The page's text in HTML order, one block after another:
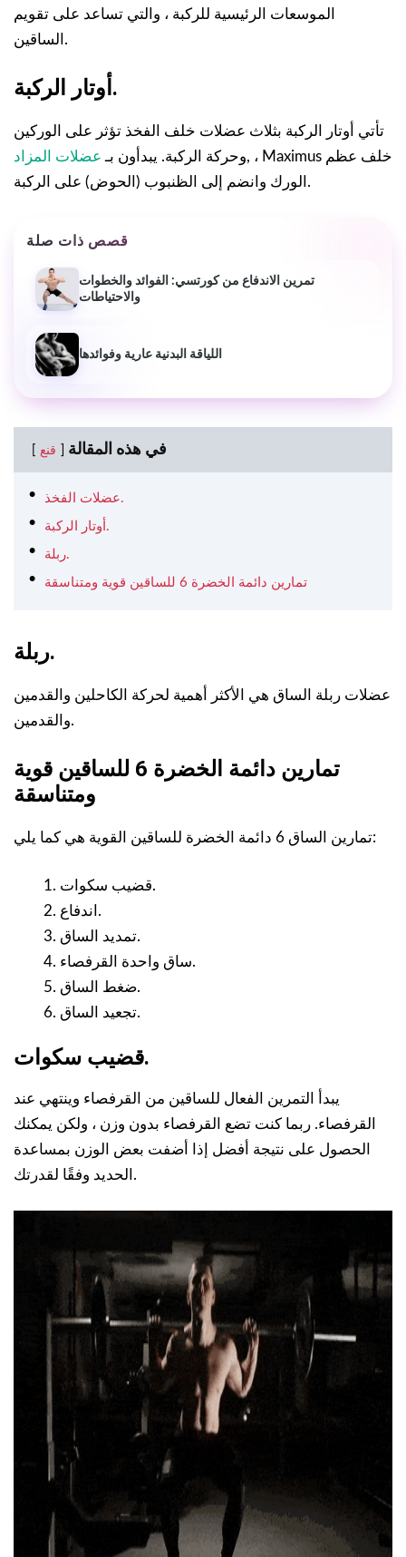
الموسعات الرئيسية للركبة ، والتي تساعد على تقويم
الساقين.
أوتار الركبة.
تأتي أوتار الركبة بثلاث عضلات خلف الفخذ تؤثر على الوركين
وحركة الركبة. يبدأون بـ عضلات المزاد
, ، Maximus خلف عظم
الورك وانضم إلى الظنبوب (الحوض) على الركبة.
قصص ذات صلة
تمرين الاندفاع من كورتسي: الفوائد والخطوات
والاحتياطات
اللياقة البدنية عارية وفوائدها
في هذه المقالة قنع
عضلات الفخذ.
أوتار الركبة.
ربلة.
تمارين دائمة الخضرة 6 للساقين قوية ومتناسقة
ربلة.
عضلات ربلة الساق هي الأكثر أهمية لحركة الكاحلين والقدمين
والقدمين.
تمارين دائمة الخضرة 6 للساقين قوية
ومتناسقة
تمارين الساق 6 دائمة الخضرة للساقين القوية هي كما يلي:
قضيب سكوات.
اندفاع.
تمديد الساق.
ساق واحدة القرفصاء.
ضغط الساق.
تجعيد الساق.
قضيب سكوات.
يبدأ التمرين الفعال للساقين من القرفصاء وينتهي عند
القرفصاء. ربما كنت تضع القرفصاء بدون وزن ، ولكن يمكنك
الحصول على نتيجة أفضل إذا أضفت بعض الوزن بمساعدة
الحديد وفقًا لقدرتك.